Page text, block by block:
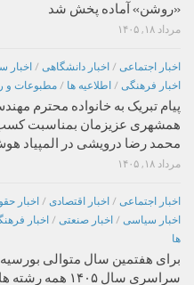
«روشن» آماده پخش شد
مرداد ۱۸, ۱۴۰۵
اخبار اجتماعی / اخبار دانشگاهی / اخبار
اخبار فرهنگی / اطلاعیه ها / مطبوعات و
پیام تبریک به خانواده محترم
همشهری عزیزمان بمناسبت
محمد رضا درویشی در المپیاد
مرداد ۱۸, ۱۴۰۵
اخبار اجتماعی / اخبار اقتصادی / اخبار
اخبار سیاسی / اخبار صنعتی / اخبار
ها
برای هفتمین سال متوالی
سراسری سال ۱۴۰۵